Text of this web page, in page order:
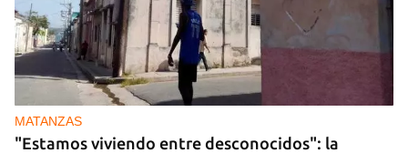
MATANZAS
"Estamos viviendo entre desconocidos": la